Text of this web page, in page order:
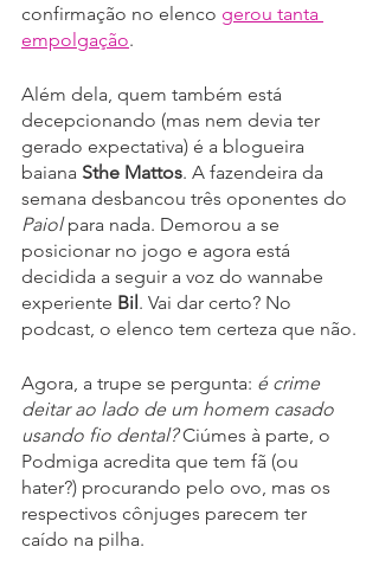
confirmação no elenco gerou tanta
empolgação.
Além dela, quem também está
decepcionando (mas nem devia ter
gerado expectativa) é a blogueira
baiana Sthe Mattos. A fazendeira da
semana desbancou três oponentes do
Paiol para nada. Demorou a se
posicionar no jogo e agora está
decidida a seguir a voz do wannabe
experiente Bil. Vai dar certo? No
podcast, o elenco tem certeza que não.
Agora, a trupe se pergunta: é crime
deitar ao lado de um homem casado
usando fio dental? Ciúmes à parte, o
Podmiga acredita que tem fã (ou
hater?) procurando pelo ovo, mas os
respectivos cônjuges parecem ter
caído na pilha.